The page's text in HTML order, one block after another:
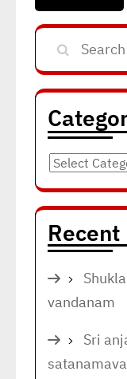
Search
for:
Categories
Recent
vandanam
Sri